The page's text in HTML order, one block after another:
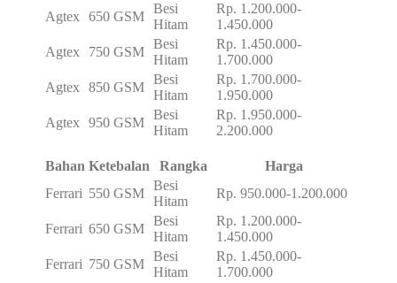
Agtex 650 GSM
Besi
Hitam
Rp. 1.200.000-
1.450.000
Agtex
750 GSM
Besi
Hitam
Rp. 1.450.000-
1.700.000
Agtex
850 GSM
Besi
Hitam
Rp. 1.700.000-
1.950.000
Agtex
950 GSM
Besi
Hitam
Rp. 1.950.000-
2.200.000
Bahan Ketebalan Rangka
Harga
Ferrari 550 GSM
Besi
Hitam
Rp. 950.000-1.200.000
Ferrari 650 GSM
Besi
Hitam
Rp. 1.200.000-
1.450.000
Ferrari 750 GSM
Besi
Hitam
Rp. 1.450.000-
1.700.000